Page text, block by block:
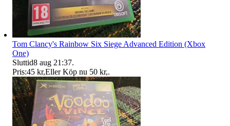
Tom Clancy's Rainbow Six Siege Advanced Edition (Xbox
One)
Sluttid8 aug 21:37.
Pris:45 kr,Eller Köp nu 50 kr,.